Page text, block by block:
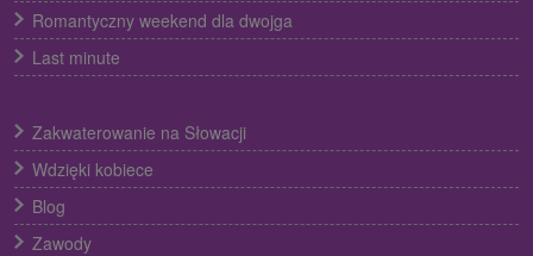
Romantyczny weekend dla dwojga
Last minute
Zakwaterowanie na Słowacji
Wdzięki kobiece
Blog
Zawody